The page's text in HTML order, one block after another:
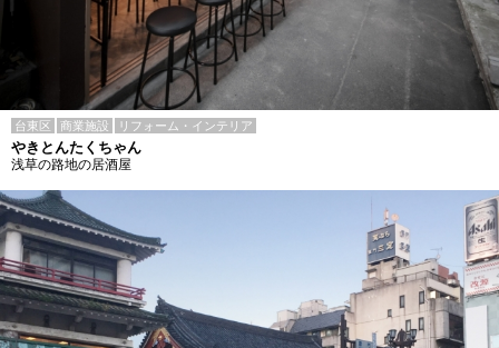
台東区 商業施設 リフォーム・インテリア
やきとんたくちゃん
浅草の路地の居酒屋